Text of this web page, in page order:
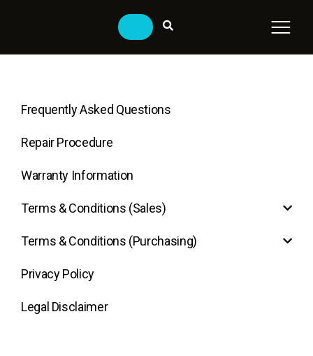
Frequently Asked Questions
Repair Procedure
Warranty Information
Terms & Conditions (Sales)
Terms & Conditions (Purchasing)
Privacy Policy
Legal Disclaimer